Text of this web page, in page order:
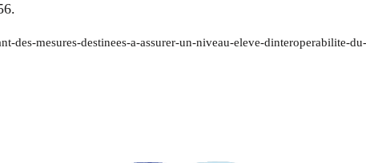
des-mesures-destinees-a-assurer-un-niveau-eleve-dinteroperabilite-